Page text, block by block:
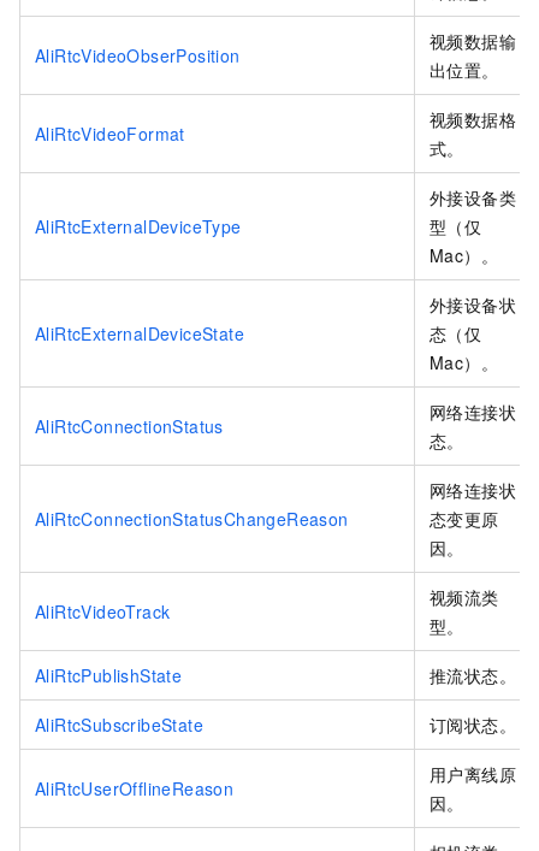
AliRtcVideoObserPosition
视频数据输
出位置。
AliRtcVideoFormat
视频数据格
式。
AliRtcExternalDeviceType
外接设备类
型（仅
Mac）。
AliRtcExternalDeviceState
外接设备状
态（仅
Mac）。
AliRtcConnectionStatus
网络连接状
态。
AliRtcConnectionStatusChangeReason
网络连接状
态变更原
因。
AliRtcVideoTrack
视频流类
型。
AliRtcPublishState 推流状态。
AliRtcSubscribeState 订阅状态。
AliRtcUserOfflineReason
用户离线原
因。